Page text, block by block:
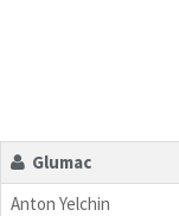
Glumac
Anton Yelchin